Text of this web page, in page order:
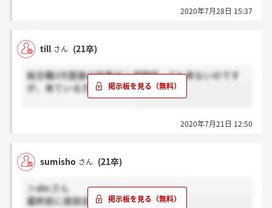
2020年7月28日 15:37
till さん (21卒)
総合職3次面接の結果が１週間経っても来ないのです
が、来ている方いますか？
2020年7月21日 12:50
sumisho さん (21卒)
＞abcさん
最終前に座談会等はありましたか？